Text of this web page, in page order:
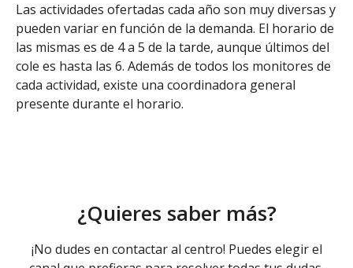
Las actividades ofertadas cada año son muy diversas y
pueden variar en función de la demanda. El horario de
las mismas es de 4 a 5 de la tarde, aunque últimos del
cole es hasta las 6. Además de todos los monitores de
cada actividad, existe una coordinadora general
presente durante el horario.
¿Quieres saber más?
¡No dudes en contactar al centro! Puedes elegir el